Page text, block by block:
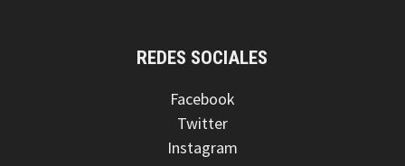
REDES SOCIALES
Facebook
Twitter
Instagram